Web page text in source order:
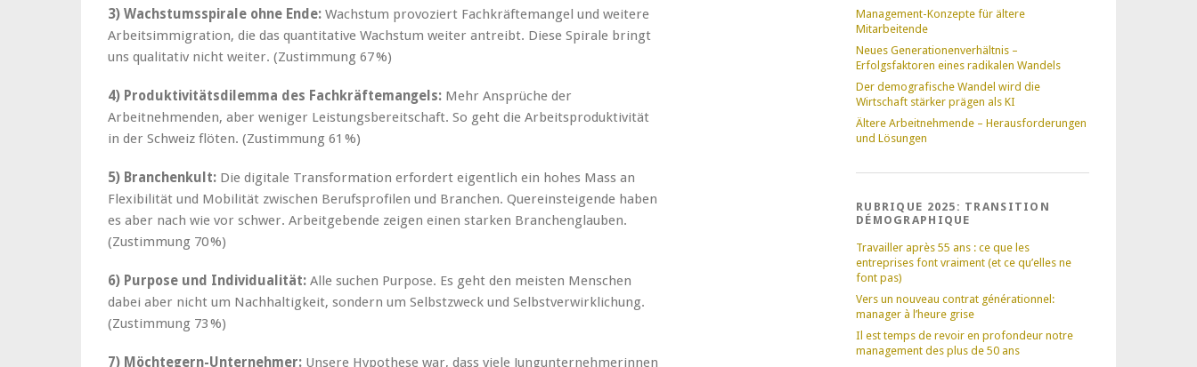
3) Wachstumsspirale ohne Ende: Wachstum provoziert Fachkräftemangel und weitere
Arbeitsimmigration, die das quantitative Wachstum weiter antreibt. Diese Spirale bringt
uns qualitativ nicht weiter. (Zustimmung 67 %)
4) Produktivitätsdilemma des Fachkräftemangels: Mehr Ansprüche der
Arbeitnehmenden, aber weniger Leistungsbereitschaft. So geht die Arbeitsproduktivität
in der Schweiz flöten. (Zustimmung 61 %)
5) Branchenkult: Die digitale Transformation erfordert eigentlich ein hohes Mass an
Flexibilität und Mobilität zwischen Berufsprofilen und Branchen. Quereinsteigende haben
es aber nach wie vor schwer. Arbeitgebende zeigen einen starken Branchenglauben.
(Zustimmung 70 %)
6) Purpose und Individualität: Alle suchen Purpose. Es geht den meisten Menschen
dabei aber nicht um Nachhaltigkeit, sondern um Selbstzweck und Selbstverwirklichung.
(Zustimmung 73 %)
7) Möchtegern-Unternehmer: Unsere Hypothese war, dass viele Jungunternehmerinnen
Management-Konzepte für ältere
Mitarbeitende
Neues Generationenverhältnis –
Erfolgsfaktoren eines radikalen Wandels
Der demografische Wandel wird die
Wirtschaft stärker prägen als KI
Ältere Arbeitnehmende – Herausforderungen
und Lösungen
RUBRIQUE 2025: TRANSITION
DÉMOGRAPHIQUE
Travailler après 55 ans : ce que les
entreprises font vraiment (et ce qu’elles ne
font pas)
Vers un nouveau contrat générationnel:
manager à l’heure grise
Il est temps de revoir en profondeur notre
management des plus de 50 ans